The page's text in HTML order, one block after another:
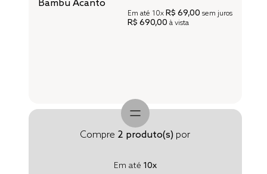
Em até 10x R$ 69,00 sem juros
R$ 690,00 à vista
Compre 2 produto(s) por
Em até 10x